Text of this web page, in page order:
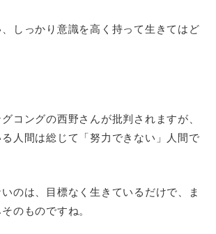
しっかり意識を高く持って生きてはど
コングの西野さんが批判されますが、
人間は総じて「努力できない」人間で
のは、目標なく生きているだけで、ま
のものですね。